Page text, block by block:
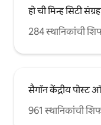
हो ची मिन्ह सिटी
284 स्थानिकांची
सैगॉन केंद्रीय पोस्ट
961 स्थानिकांची